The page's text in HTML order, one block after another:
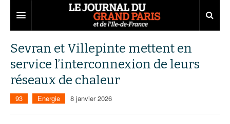
Territoires
Aménagement
Collectivités
Entreprises
Développement économique
Départements
Sevran et Villepinte mettent en
service l’interconnexion de leurs
réseaux de chaleur
93 Energie 8 janvier 2026